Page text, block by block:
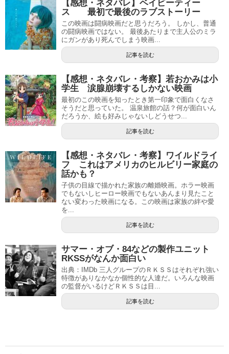
【感想・ネタバレ】ベイビーティー
ス 最初で最後のラブストーリー
この映画は闘病映画だと思うだろう。 しかし、普通
の闘病映画ではない。 最後あたりまで主人公のミラ
にガンがあり死んでしまう映画...
記事を読む
【感想・ネタバレ・考察】若おかみは小
学生 涙腺崩壊するしかない映画
最初のこの映画を知ったとき第一印象で面白くなさ
そうだと思っていた。 温泉旅館の話？何が面白いん
だろうか、絵も好みじゃないしどうせつ...
記事を読む
【感想・ネタバレ・考察】ワイルドライ
フ これはアメリカのヒルビリー家庭の
話かも？
子供の目線で描かれた家族の離婚映画。ホラー映画
でもないしヒーロー映画でもないあんまり見たこと
ない変わった映画になる。この映画は家族の絆や愛
を...
記事を読む
サマー・オブ・84などの製作ユニット
RKSSがなんか面白い
出典：IMDb 三人グループのＲＫＳＳはそれぞれ強い
特徴がありなかなか個性的な人達だ。いろんな映画
の監督がいるけどＲＫＳＳは目...
記事を読む